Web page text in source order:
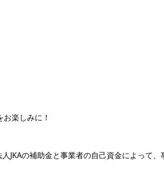
楽しみに！
の補助金と事業者の自己資金によって、